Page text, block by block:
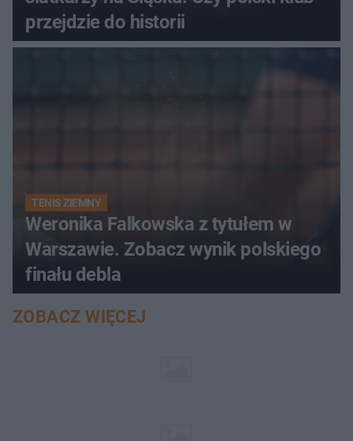
przejdzie do historii
TENIS ZIEMNY
Weronika Falkowska z tytułem w
Warszawie. Zobacz wynik polskiego
finału debla
ZOBACZ WIĘCEJ